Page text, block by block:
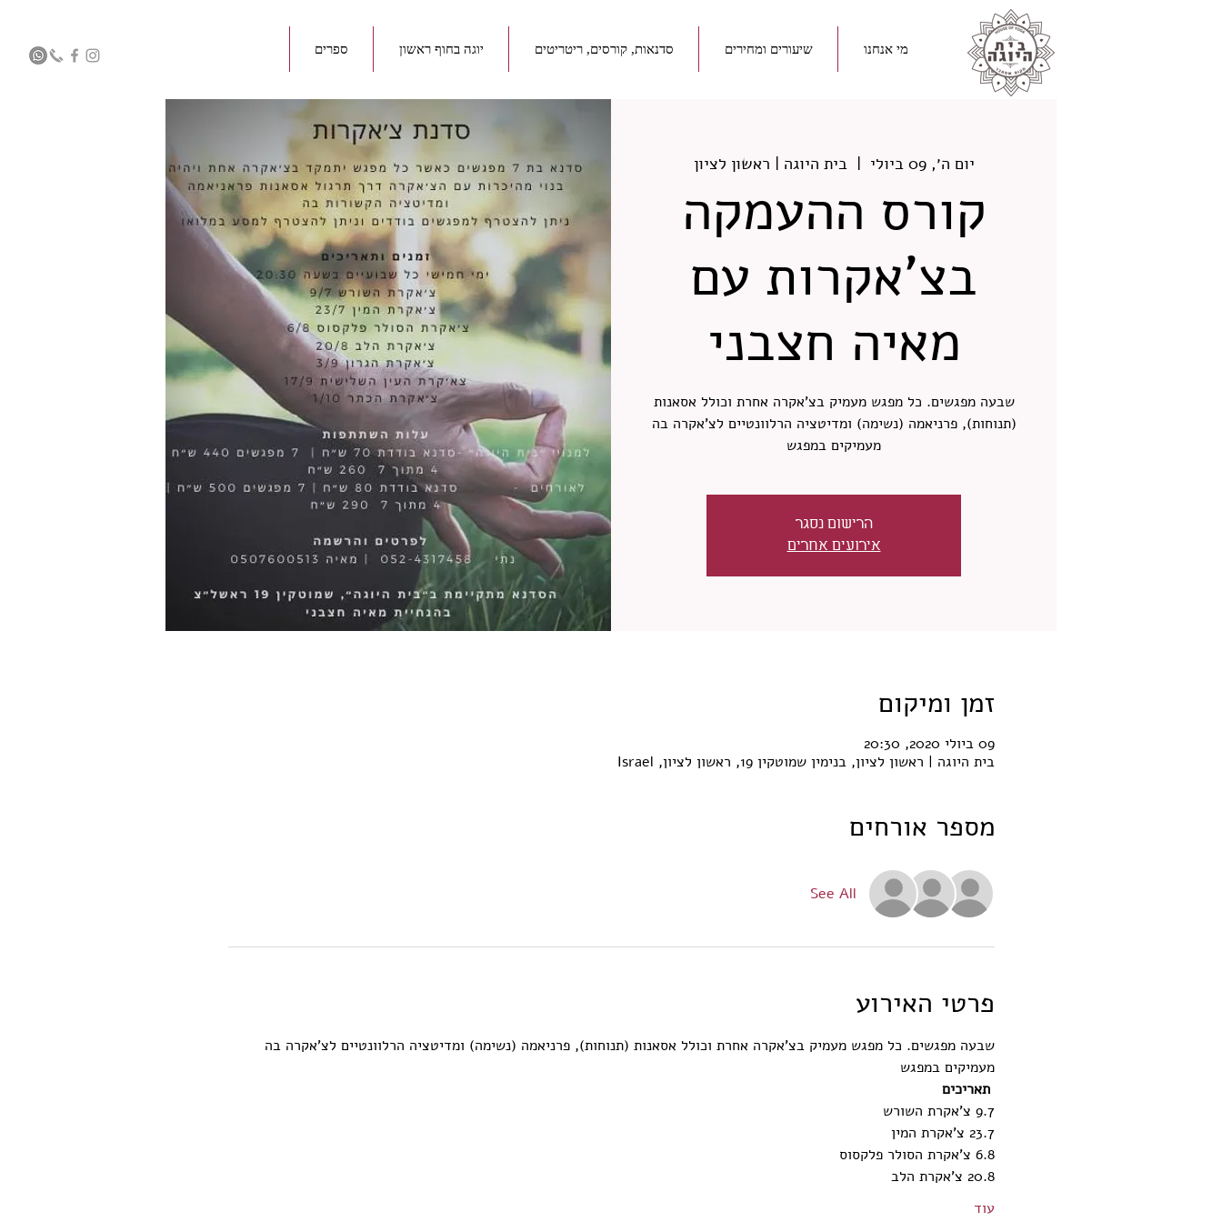
מי אנחנו שיעורים ומחירים סדנאות, קורסים, ריטריטים יוגה בחוף ראשון ספרים
יום ה׳, 09 ביולי
  |
בית היוגה | ראשון לציון
קורס ההעמקה
בצ'אקרות עם
מאיה חצבני
שבעה מפגשים. כל מפגש מעמיק בצ'אקרה אחרת וכולל אסאנות
(תנוחות), פרניאמה (נשימה) ומדיטציה הרלוונטיים לצ'אקרה בה
מעמיקים במפגש
הרישום נסגר
אירועים אחרים
זמן ומיקום
09 ביולי 2020, 20:30
בית היוגה | ראשון לציון, בנימין שמוטקין 19, ראשון לציון, Israel
מספר אורחים
See All
פרטי האירוע
שבעה מפגשים. כל מפגש מעמיק בצ'אקרה אחרת וכולל אסאנות (תנוחות), פרניאמה (נשימה) ומדיטציה הרלוונטיים לצ'אקרה בה
מעמיקים במפגש
תאריכים
9.7 צ'אקרת השורש
23.7 צ'אקרת המין
6.8 צ'אקרת הסולר פלקסוס
20.8 צ'אקרת הלב
עוד